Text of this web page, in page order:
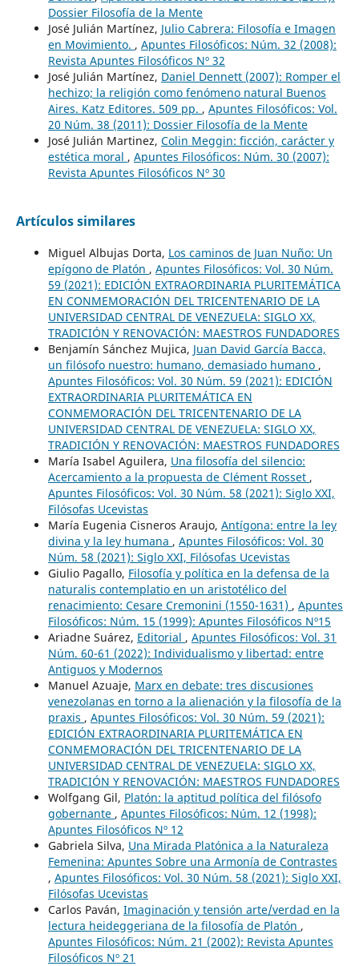
Dossier Filosofía de la Mente
José Julián Martínez, Julio Cabrera: Filosofía e Imagen
en Movimiento. , Apuntes Filosóficos: Núm. 32 (2008):
Revista Apuntes Filosóficos Nº 32
José Julián Martínez, Daniel Dennett (2007): Romper el
hechizo; la religión como fenómeno natural Buenos
Aires. Katz Editores. 509 pp. , Apuntes Filosóficos: Vol.
20 Núm. 38 (2011): Dossier Filosofía de la Mente
José Julián Martinez, Colin Meggin: ficción, carácter y
estética moral , Apuntes Filosóficos: Núm. 30 (2007):
Revista Apuntes Filosóficos Nº 30
Artículos similares
Miguel Albujas Dorta, Los caminos de Juan Nuño: Un
epígono de Platón , Apuntes Filosóficos: Vol. 30 Núm.
59 (2021): EDICIÓN EXTRAORDINARIA PLURITEMÁTICA
EN CONMEMORACIÓN DEL TRICENTENARIO DE LA
UNIVERSIDAD CENTRAL DE VENEZUELA: SIGLO XX,
TRADICIÓN Y RENOVACIÓN: MAESTROS FUNDADORES
Benjamín Sánchez Mujica, Juan David García Bacca,
un filósofo nuestro: humano, demasiado humano ,
Apuntes Filosóficos: Vol. 30 Núm. 59 (2021): EDICIÓN
EXTRAORDINARIA PLURITEMÁTICA EN
CONMEMORACIÓN DEL TRICENTENARIO DE LA
UNIVERSIDAD CENTRAL DE VENEZUELA: SIGLO XX,
TRADICIÓN Y RENOVACIÓN: MAESTROS FUNDADORES
María Isabel Aguilera, Una filosofía del silencio:
Acercamiento a la propuesta de Clément Rosset ,
Apuntes Filosóficos: Vol. 30 Núm. 58 (2021): Siglo XXI,
Filósofas Ucevistas
María Eugenia Cisneros Araujo, Antígona: entre la ley
divina y la ley humana , Apuntes Filosóficos: Vol. 30
Núm. 58 (2021): Siglo XXI, Filósofas Ucevistas
Giulio Pagallo, Filosofía y política en la defensa de la
naturalis contemplatio en un aristotélico del
renacimiento: Cesare Cremonini (1550-1631) , Apuntes
Filosóficos: Núm. 15 (1999): Apuntes Filosóficos Nº15
Ariadne Suárez, Editorial , Apuntes Filosóficos: Vol. 31
Núm. 60-61 (2022): Individualismo y libertad: entre
Antiguos y Modernos
Manuel Azuaje, Marx en debate: tres discusiones
venezolanas en torno a la alienación y la filosofía de la
praxis , Apuntes Filosóficos: Vol. 30 Núm. 59 (2021):
EDICIÓN EXTRAORDINARIA PLURITEMÁTICA EN
CONMEMORACIÓN DEL TRICENTENARIO DE LA
UNIVERSIDAD CENTRAL DE VENEZUELA: SIGLO XX,
TRADICIÓN Y RENOVACIÓN: MAESTROS FUNDADORES
Wolfgang Gil, Platón: la aptitud política del filósofo
gobernante , Apuntes Filosóficos: Núm. 12 (1998):
Apuntes Filosóficos Nº 12
Gabriela Silva, Una Mirada Platónica a la Naturaleza
Femenina: Apuntes Sobre una Armonía de Contrastes
, Apuntes Filosóficos: Vol. 30 Núm. 58 (2021): Siglo XXI,
Filósofas Ucevistas
Carlos Paván, Imaginación y tensión arte/verdad en la
lectura heideggeriana de la filosofía de Platón ,
Apuntes Filosóficos: Núm. 21 (2002): Revista Apuntes
Filosóficos Nº 21